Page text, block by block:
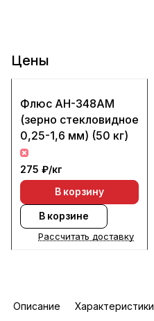
Цены
Флюс АН-348АМ
(зерно стекловидное
0,25-1,6 мм) (50 кг)
275 ₽/кг
В корзину
В корзине
Рассчитать доставку
Описание Характеристики